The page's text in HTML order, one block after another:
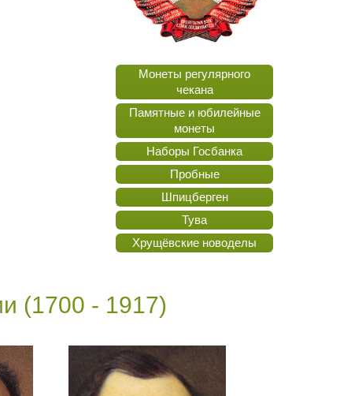
Монеты регулярного
чекана
Памятные и юбилейные
монеты
Наборы Госбанка
Пробные
Шпицберген
Тува
Хрущёвские новоделы
(1700 - 1917)